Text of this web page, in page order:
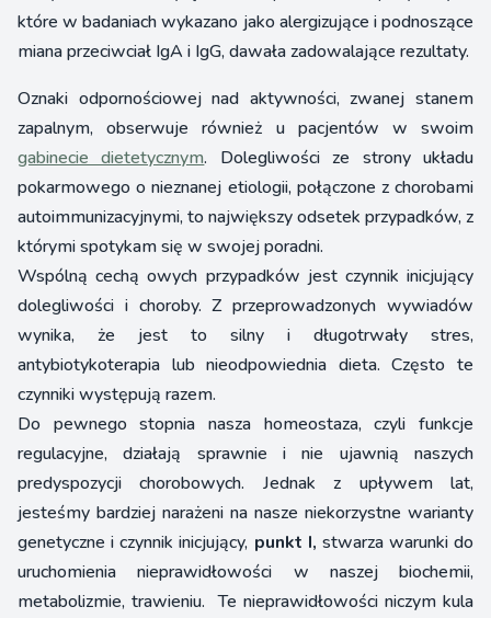
które w badaniach wykazano jako alergizujące i podnoszące
miana przeciwciał IgA i IgG, dawała zadowalające rezultaty.
Oznaki odpornościowej nad aktywności, zwanej stanem
zapalnym, obserwuje również u pacjentów w swoim
gabinecie dietetycznym. Dolegliwości ze strony układu
pokarmowego o nieznanej etiologii, połączone z chorobami
autoimmunizacyjnymi, to największy odsetek przypadków, z
którymi spotykam się w swojej poradni.
Wspólną cechą owych przypadków jest czynnik inicjujący
dolegliwości i choroby. Z przeprowadzonych wywiadów
wynika, że jest to silny i długotrwały stres,
antybiotykoterapia lub nieodpowiednia dieta. Często te
czynniki występują razem.
Do pewnego stopnia nasza homeostaza, czyli funkcje
regulacyjne, działają sprawnie i nie ujawnią naszych
predyspozycji chorobowych. Jednak z upływem lat,
jesteśmy bardziej narażeni na nasze niekorzystne warianty
genetyczne i czynnik inicjujący, punkt I, stwarza warunki do
uruchomienia nieprawidłowości w naszej biochemii,
metabolizmie, trawieniu. Te nieprawidłowości niczym kula